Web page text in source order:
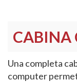
CABINA
Una completa
computer